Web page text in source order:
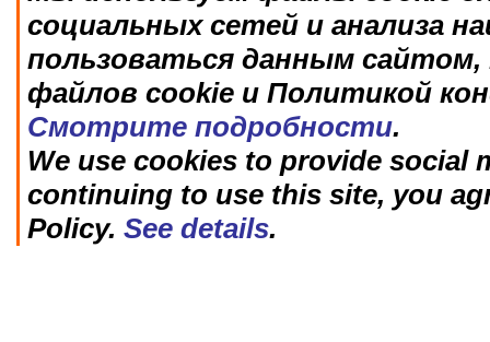
социальных сетей и анализа
пользоваться данным
файлов cookie и Политикой
Смотрите подробности.
We use cookies to provide social
continuing to use this site, you
Policy. See details.